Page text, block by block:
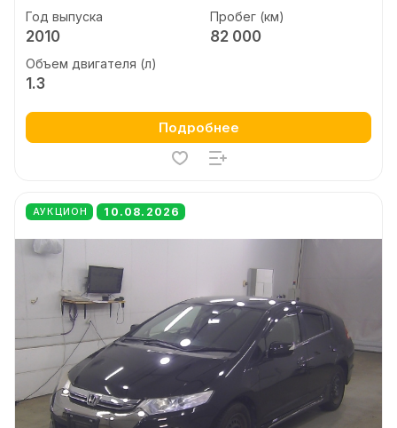
Год выпуска
2010
Пробег (км)
82 000
Объем двигателя (л)
1.3
Подробнее
АУКЦИОН 10.08.2026